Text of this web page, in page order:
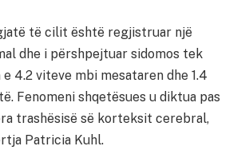
të cilit është regjistruar një
dhe i përshpejtuar sidomos tek
4.2 viteve mbi mesataren dhe 1.4
Fenomeni shqetësues u diktua pas
trashësisë së korteksit cerebral,
Patricia Kuhl.